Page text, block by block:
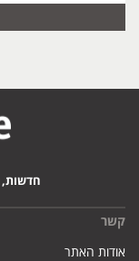
חדשות,
קשר
אודות האתר